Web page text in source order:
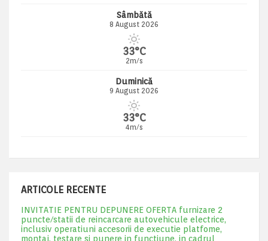
Sâmbătă
8 August 2026
33°C
2m/s
Duminică
9 August 2026
33°C
4m/s
ARTICOLE RECENTE
INVITATIE PENTRU DEPUNERE OFERTA furnizare 2
puncte/statii de reincarcare autovehicule electrice,
inclusiv operatiuni accesorii de executie platfome,
montaj, testare si punere in functiune, in cadrul